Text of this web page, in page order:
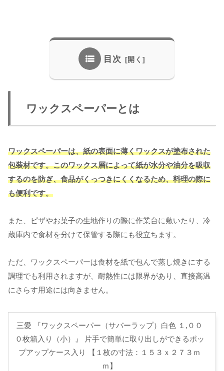
目次
ワックスペーパーとは
ワックスペーパーは、紙の表面に薄くワックスが塗布された
包装材です。このワックス層によって紙が水分や油分を吸収
するのを防ぎ、食品がくっつきにくくなるため、料理の際に
も便利です。
また、ピザやお菓子の生地作りの際に作業台に敷いたり、冷
蔵庫内で食材を分けて保管する際にも役立ちます。
ただ、ワックスペーパーは食材を紙で包んで蒸し焼きにする
調理でも利用されますが、耐熱性には限界があり、直接高温
にさらす用途には向きません。
三愛 『ワックスペーパー（サバーラップ）白色 １,００
０枚箱入り（小）』 片手で簡単に取り出しができるポッ
プアップケース入り 【１枚の寸法：１５３ｘ２７３ｍ
ｍ】